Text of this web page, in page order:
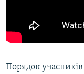
Порядок учасників